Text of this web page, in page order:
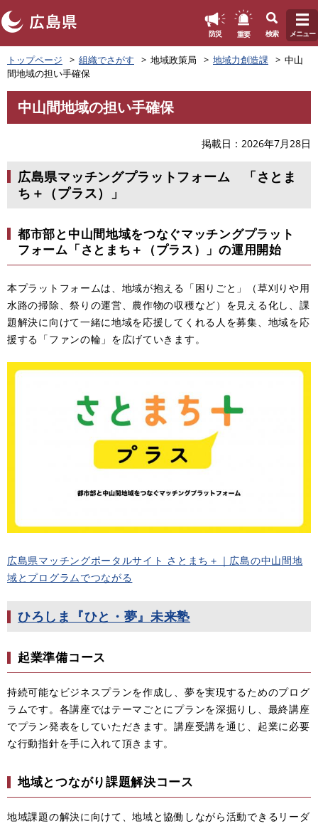
ペ
ー
ジ
の
頭
。
防災 重要 検索 メニュー
トップページ 組織でさがす 地域政策局 地域力創造課
中山
間地域の担い手確保
文
中山間地域の担い手確保
掲載日 2026年7月28日
広島県マッチングプラットフォーム 「さとま
ち＋（プラス）」
都市部と中山間地域をつなぐマッチングプラット
フォーム「さとまち＋（プラス）」の運用開始
本プラットフォームは、地域が抱える「困りごと」（草刈りや用
水路の掃除、祭りの運営、農作物の収穫など）を見える化し、課
題解決に向けて一緒に地域を応援してくれる人を募集、地域を応
援する「ファンの輪」を広げていきます。
広島県マッチングポータルサイト さとまち＋｜広島の中山間地
域とプログラムでつながる
ひろしま『ひと・夢』未来塾
起業準備コース
持続可能なビジネスプランを作成し、夢を実現するためのプログ
ラムです。各講座ではテーマごとにプランを深掘りし、最終講座
でプラン発表をしていただきます。講座受講を通じ、起業に必要
な行動指針を手に入れて頂きます。
地域とつながり課題解決コース
地域課題の解決に向けて、地域と協働しながら活動できるリーダ